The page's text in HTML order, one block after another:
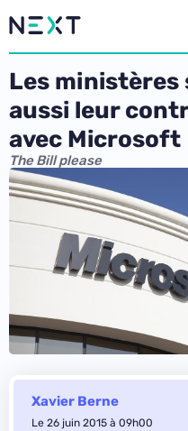
Les ministères
aussi leur
avec Microsoft
The Bill please
Xavier Berne
Le 26 juin 2015 à 09h00